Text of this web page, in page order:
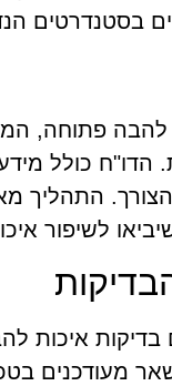
בסטנדרטים
להבה פתוחה,
הדו"ח כולל
התהליך
לשיפור
בדיקות איכות
מעודכנים